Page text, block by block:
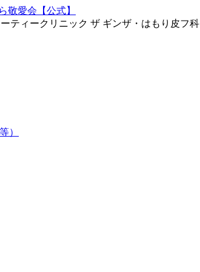
ティークリニック ザ ギンザ・はもり皮フ科
）